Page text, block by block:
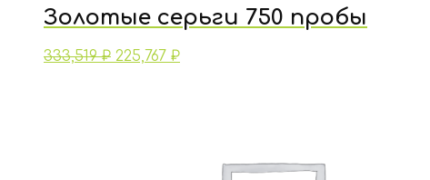
Золотые серьги 750 пробы
333,519₽ 225,767 ₽